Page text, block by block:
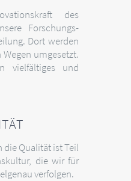
des
Forschungs-
Dort werden
umgesetzt.
vielfältiges und
die Qualität ist Teil
die wir für
verfolgen.